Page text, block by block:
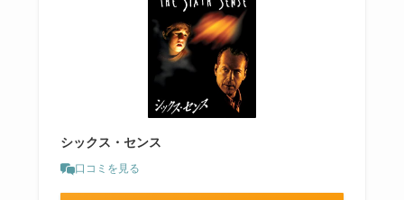
シックス・センス
口コミを見る